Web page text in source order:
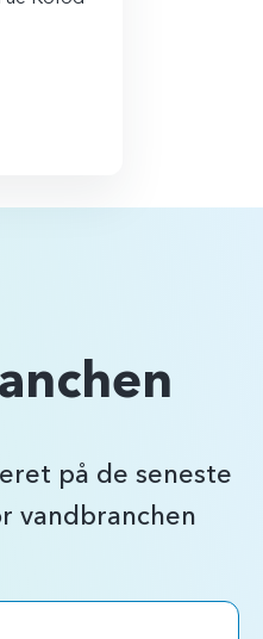
på de seneste
vandbranchen